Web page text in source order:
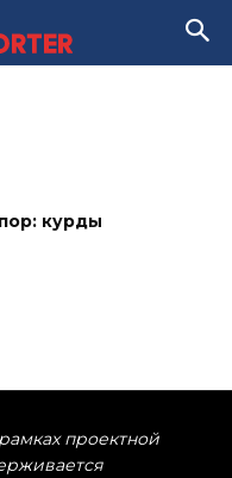
курды
проектной